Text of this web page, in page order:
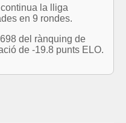
la lliga
en 9 rondes.
del rànquing de
de -19.8 punts ELO.